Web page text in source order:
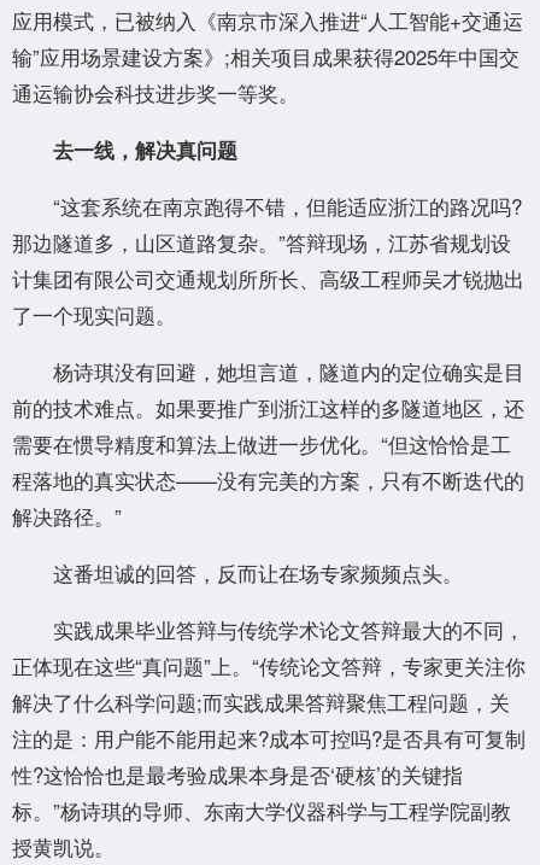
应用模式，已被纳入《南京市深入推进“人工智能+交通运
输”应用场景建设方案》;相关项目成果获得2025年中国交
通运输协会科技进步奖一等奖。
去一线，解决真问题
“这套系统在南京跑得不错，但能适应浙江的路况吗?
那边隧道多，山区道路复杂。”答辩现场，江苏省规划设
计集团有限公司交通规划所所长、高级工程师吴才锐抛出
了一个现实问题。
杨诗琪没有回避，她坦言道，隧道内的定位确实是目
前的技术难点。如果要推广到浙江这样的多隧道地区，还
需要在惯导精度和算法上做进一步优化。“但这恰恰是工
程落地的真实状态——没有完美的方案，只有不断迭代的
解决路径。”
这番坦诚的回答，反而让在场专家频频点头。
实践成果毕业答辩与传统学术论文答辩最大的不同，
正体现在这些“真问题”上。“传统论文答辩，专家更关注你
解决了什么科学问题;而实践成果答辩聚焦工程问题，关
注的是：用户能不能用起来?成本可控吗?是否具有可复制
性?这恰恰也是最考验成果本身是否‘硬核’的关键指
标。”杨诗琪的导师、东南大学仪器科学与工程学院副教
授黄凯说。